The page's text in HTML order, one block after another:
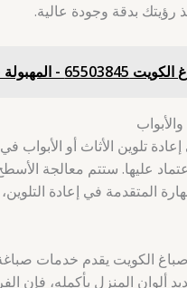
رؤيتك بدقة وجودة عالية.
- المهبولة - صباغ حديد
تلوين الأثاث أو
عليها. ستتم معالجة
المتقدمة في إعادة
الكويت يقدم خدمات
ألوان المنزل بأكمله، فإن